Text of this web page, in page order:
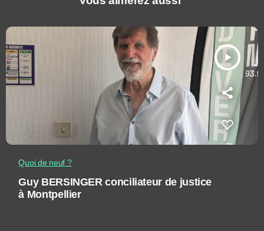
play_arrow
Quoi de neuf ?
Guy BERSINGER conciliateur de justice
à Montpellier